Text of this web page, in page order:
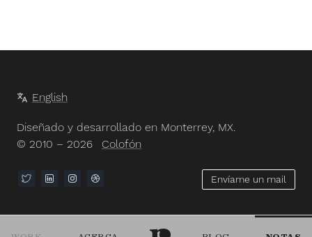
English
Diseñado y desarrollado en Monterrey, MX.
© 2010 – 2026
Colofón
Envíame un mail